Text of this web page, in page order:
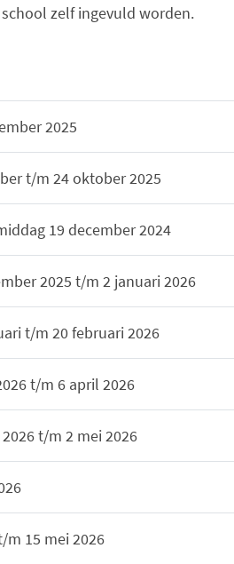
zelf ingevuld worden.
2025
t/m 24 oktober 2025
19 december 2024
2025 t/m 2 januari 2026
t/m 20 februari 2026
t/m 6 april 2026
t/m 2 mei 2026
m 15 mei 2026